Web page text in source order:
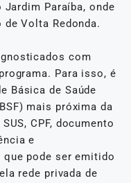
Paraíba, onde
Volta Redonda.
com
Para isso, é
Básica de Saúde
mais próxima da
CPF, documento
e
pode ser emitido
rede privada de